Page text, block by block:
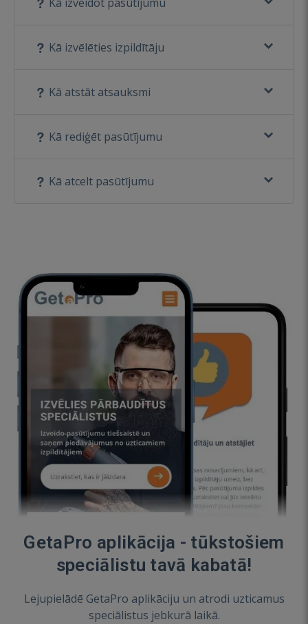
Kā izvēlēties izpildītāju
Kā atstāt atsauksmi
Kā rediģēt pasūtījumu
Kā atcelt pasūtījumu
GetaPro aplikācija - tūkstošiem
speciālistu tavā kabatā!
Lejupielādē GetaPro aplikāciju un atrodi uzticamus
speciālistus jebkurā laikā.